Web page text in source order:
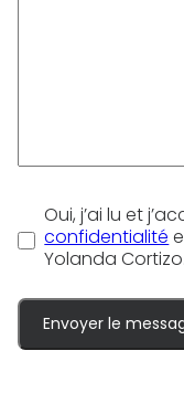
Oui, j’ai lu et
confidentialité
Yolanda